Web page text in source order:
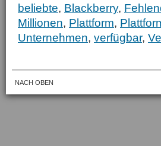
beliebte, Blackberry,
Millionen, Plattform,
Unternehmen, verfügbar,
NACH OBEN